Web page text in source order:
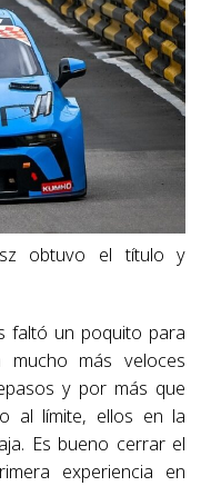
obtuvo el título y
faltó un poquito para
más veloces
y por más que
al límite, ellos en la
Es bueno cerrar el
experiencia en